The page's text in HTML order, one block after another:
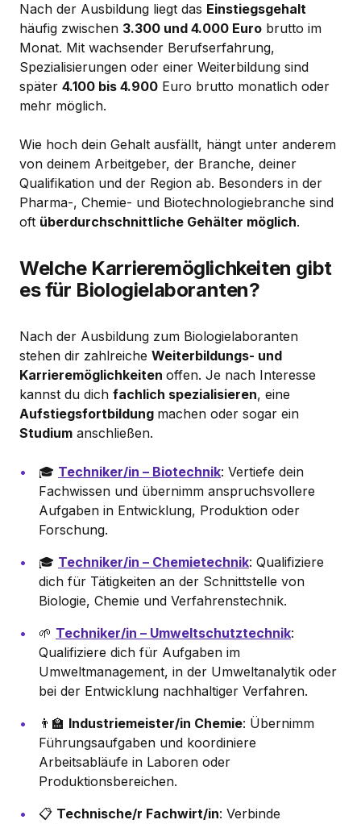
Nach der Ausbildung liegt das Einstiegsgehalt
häufig zwischen 3.300 und 4.000 Euro brutto im
Monat. Mit wachsender Berufserfahrung,
Spezialisierungen oder einer Weiterbildung sind
später 4.100 bis 4.900 Euro brutto monatlich oder
mehr möglich.
Wie hoch dein Gehalt ausfällt, hängt unter anderem
von deinem Arbeitgeber, der Branche, deiner
Qualifikation und der Region ab. Besonders in der
Pharma-, Chemie- und Biotechnologiebranche sind
oft überdurchschnittliche Gehälter möglich.
Welche Karrieremöglichkeiten gibt
es für Biologielaboranten?
Nach der Ausbildung zum Biologielaboranten
stehen dir zahlreiche Weiterbildungs- und
Karrieremöglichkeiten offen. Je nach Interesse
kannst du dich fachlich spezialisieren, eine
Aufstiegsfortbildung machen oder sogar ein
Studium anschließen.
🎓 Techniker/in – Biotechnik: Vertiefe dein
Fachwissen und übernimm anspruchsvollere
Aufgaben in Entwicklung, Produktion oder
Forschung.
🎓 Techniker/in – Chemietechnik: Qualifiziere
dich für Tätigkeiten an der Schnittstelle von
Biologie, Chemie und Verfahrenstechnik.
🌱 Techniker/in – Umweltschutztechnik:
Qualifiziere dich für Aufgaben im
Umweltmanagement, in der Umweltanalytik oder
bei der Entwicklung nachhaltiger Verfahren.
👨‍🏫 Industriemeister/in Chemie: Übernimm
Führungsaufgaben und koordiniere
Arbeitsabläufe in Laboren oder
Produktionsbereichen.
📋 Technische/r Fachwirt/in: Verbinde